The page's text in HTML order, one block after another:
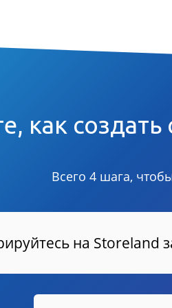
как
Всего 4 шага,
на Storeland